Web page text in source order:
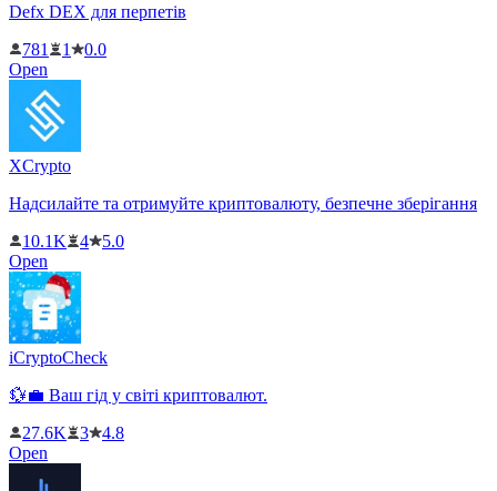
Defx DEX для перпетів
781
1
0.0
Open
XCrypto
Надсилайте та отримуйте криптовалюту, безпечне зберігання
10.1K
4
5.0
Open
iCryptoCheck
💱💼 Ваш гід у світі криптовалют.
27.6K
3
4.8
Open